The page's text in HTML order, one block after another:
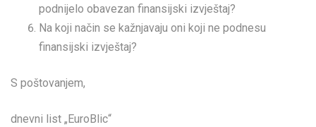
podnijelo obavezan finansijski izvještaj?
Na koji način se kažnjavaju oni koji ne podnesu
finansijski izvještaj?
S poštovanjem,
dnevni list „EuroBlic“